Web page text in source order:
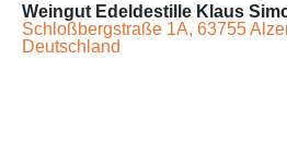
Weingut Edeldestille Klaus
Schloßbergstraße 1A, 63755
Deutschland